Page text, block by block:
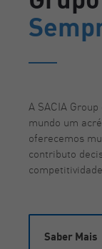
A SACIA
mundo um
oferecemos
contributo
Saber Mais